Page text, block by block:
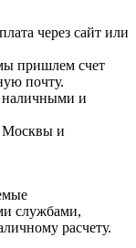
через сайт или
пришлем счет
почту.
наличными и
Москвы и
службами,
расчету.